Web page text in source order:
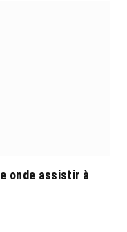
onde assistir à